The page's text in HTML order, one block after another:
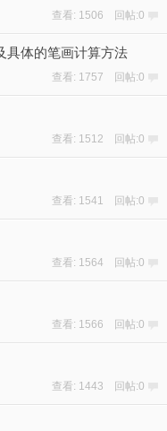
查看: 1506 回帖:0
具体的笔画计算方法
查看: 1757 回帖:0
查看: 1512 回帖:0
查看: 1541 回帖:0
查看: 1564 回帖:0
查看: 1566 回帖:0
查看: 1443 回帖:0